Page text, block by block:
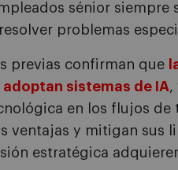
sénior siempre
problemas
previas confirman que
adoptan sistemas de IA,
en los flujos de
ventajas y mitigan sus
estratégica